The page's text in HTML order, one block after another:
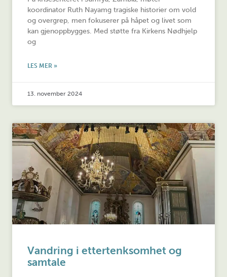
koordinator Ruth Nayamg tragiske historier om vold
og overgrep, men fokuserer på håpet og livet som
kan gjenoppbygges. Med støtte fra Kirkens Nødhjelp
og
LES MER »
13. november 2024
Vandring i ettertenksomhet og
samtale